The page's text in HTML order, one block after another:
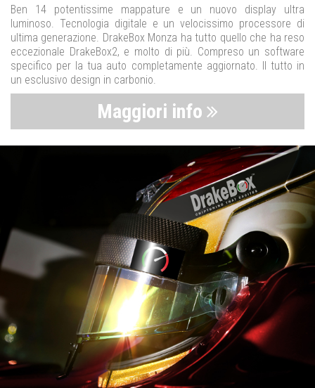
Ben 14 potentissime mappature e un nuovo display ultra
luminoso. Tecnologia digitale e un velocissimo processore di
ultima generazione. DrakeBox Monza ha tutto quello che ha reso
eccezionale DrakeBox2, e molto di più. Compreso un software
specifico per la tua auto completamente aggiornato. Il tutto in
un esclusivo design in carbonio.
Maggiori info